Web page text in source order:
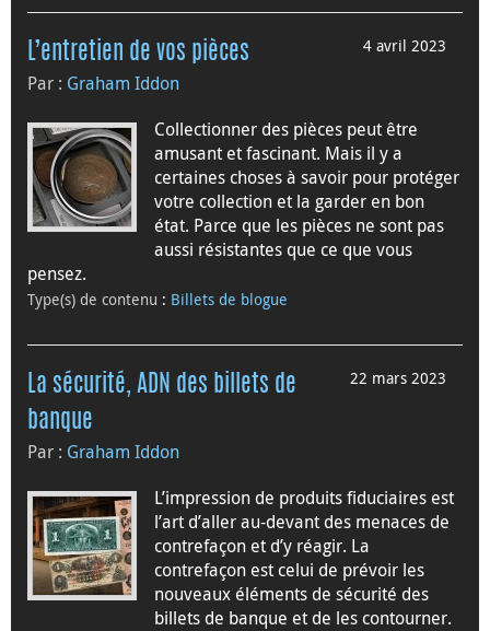
4 avril 2023
L’entretien de vos pièces
Par : Graham Iddon
Collectionner des pièces peut être
amusant et fascinant. Mais il y a
certaines choses à savoir pour protéger
votre collection et la garder en bon
état. Parce que les pièces ne sont pas
aussi résistantes que ce que vous
pensez.
Type(s) de contenu : Billets de blogue
22 mars 2023
La sécurité, ADN des billets de
banque
Par : Graham Iddon
L’impression de produits fiduciaires est
l’art d’aller au-devant des menaces de
contrefaçon et d’y réagir. La
contrefaçon est celui de prévoir les
nouveaux éléments de sécurité des
billets de banque et de les contourner.